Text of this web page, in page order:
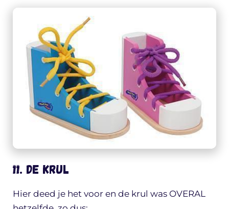
11. De KRUL
Hier deed je het voor en de krul was OVERAL